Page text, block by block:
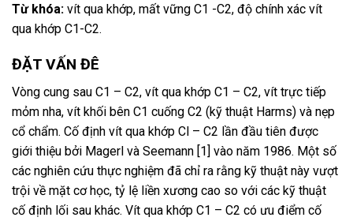
Từ khóa: vít qua khớp, mất vững C1 -C2, độ chính xác vít
qua khớp C1-C2.
ĐẶT VẤN ĐÊ
Vòng cung sau C1 – C2, vít qua khớp C1 – C2, vít trực tiếp
mỏm nha, vít khối bên C1 cuống C2 (kỹ thuật Harms) và nẹp
cổ chẩm. Cố định vít qua khớp Cl – C2 lần đầu tiên được
giới thiệu bởi Magerl và Seemann [1] vào năm 1986. Một số
các nghiên cứu thực nghiệm đã chỉ ra rằng kỹ thuật này vượt
trội về mặt cơ học, tỷ lệ liền xương cao so với các kỹ thuật
cố định lối sau khác. Vít qua khớp C1 – C2 có ưu điểm cố